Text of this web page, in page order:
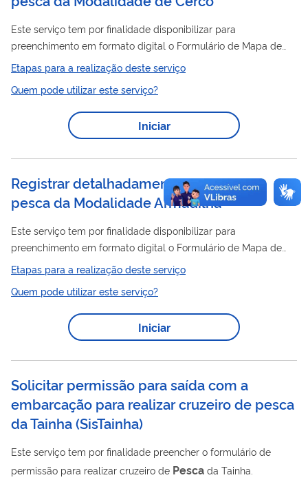
Este serviço tem por finalidade disponibilizar para
preenchimento em formato digital o Formulário de Mapa de
Bordo – FMB para modalidade depesca
Etapas para a realização deste serviço
Quem pode utilizar este serviço?
Iniciar
Registrar detalhadamente atividade de
pesca da Modalidade Armadilha
Este serviço tem por finalidade disponibilizar para
preenchimento em formato digital o Formulário de Mapa de
Bordo – FMB para modalidade depesca
Etapas para a realização deste serviço
Quem pode utilizar este serviço?
Iniciar
Solicitar permissão para saída com a
embarcação para realizar cruzeiro de pesca
da Tainha(SisTainha)
Este serviço tem por finalidade preencher o formulário de
permissão para realizar cruzeiro de Pesca da Tainha.